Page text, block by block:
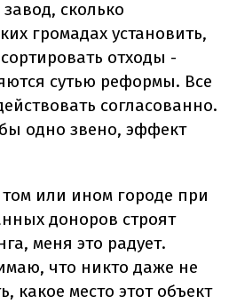
завод, сколько
громадах установить,
отходы -
сутью реформы. Все
согласованно.
одно звено, эффект
или ином городе при
доноров строят
меня это радует.
что никто даже не
какое место этот объект